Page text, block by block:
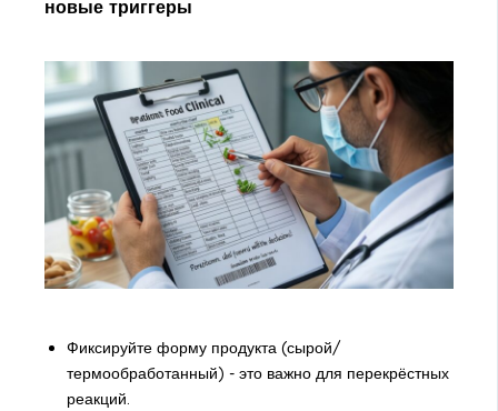
новые триггеры
Фиксируйте форму продукта (сырой/
термообработанный) - это важно для перекрёстных
реакций.